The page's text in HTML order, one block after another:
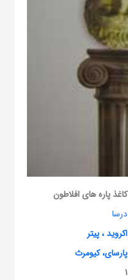
کاغذ پاره های افلاطون
درسا
اکروید ، پیتر
پارسای، کیومرث
1